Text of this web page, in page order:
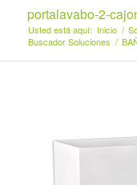
portalavabo-2-
Usted está aquí: Inicio /
Buscador Soluciones /